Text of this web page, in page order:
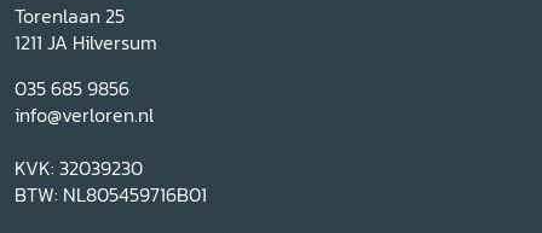
Torenlaan 25
1211 JA Hilversum
035 685 9856
info@verloren.nl
KVK: 32039230
BTW: NL805459716B01